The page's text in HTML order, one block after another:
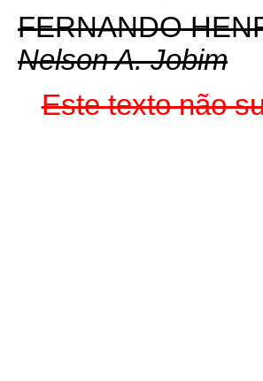
FERNANDO
Nelson A. Jobim
Este texto não